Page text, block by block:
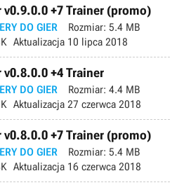
v0.9.0.0 +7 Trainer (promo)
DO GIER Rozmiar: 5.4 MB
Aktualizacja 10 lipca 2018
v0.8.0.0 +4 Trainer
DO GIER Rozmiar: 4.4 MB
Aktualizacja 27 czerwca 2018
v0.8.0.0 +7 Trainer (promo)
DO GIER Rozmiar: 5.4 MB
Aktualizacja 16 czerwca 2018